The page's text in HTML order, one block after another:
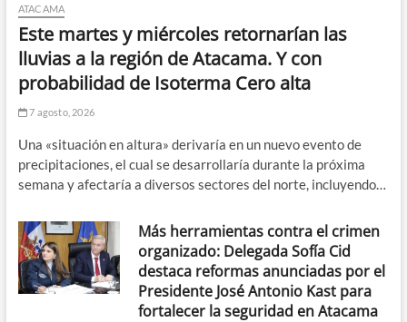
ATACAMA
Este martes y miércoles retornarían las
lluvias a la región de Atacama. Y con
probabilidad de Isoterma Cero alta
7 agosto, 2026
Una «situación en altura» derivaría en un nuevo evento de
precipitaciones, el cual se desarrollaría durante la próxima
semana y afectaría a diversos sectores del norte, incluyendo…
Más herramientas contra el crimen
organizado: Delegada Sofía Cid
destaca reformas anunciadas por el
Presidente José Antonio Kast para
fortalecer la seguridad en Atacama